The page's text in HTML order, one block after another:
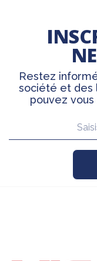
Restez
société et des
pouvez